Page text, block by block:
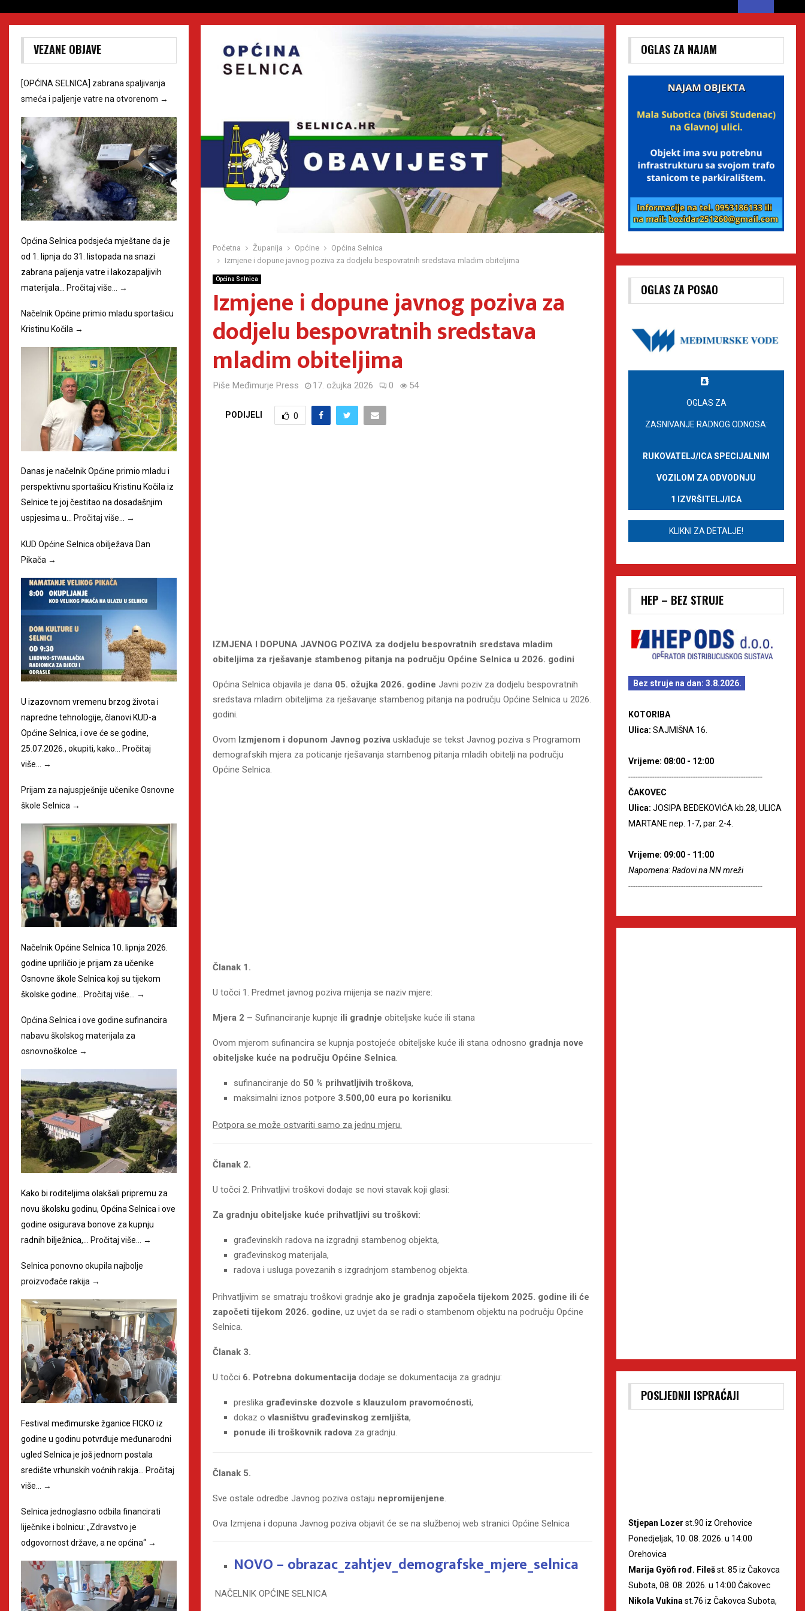
Početna Županija Općine
Općina Selnica
Izmjene i dopune javnog poziva za dodjelu bespovratnih sredstava mladim obiteljima
Općina Selnica
Izmjene i dopune javnog poziva za
dodjelu bespovratnih sredstava
mladim obiteljima
Piše Međimurje Press 17. ožujka 2026 0 54
PODIJELI 0
IZMJENA I DOPUNA JAVNOG POZIVA za dodjelu bespovratnih sredstava mladim
obiteljima za rješavanje stambenog pitanja na području Općine Selnica u 2026. godini
Općina Selnica objavila je dana 05. ožujka 2026. godine Javni poziv za dodjelu bespovratnih
sredstava mladim obiteljima za rješavanje stambenog pitanja na području Općine Selnica u 2026.
godini.
Ovom Izmjenom i dopunom Javnog poziva usklađuje se tekst Javnog poziva s Programom
demografskih mjera za poticanje rješavanja stambenog pitanja mladih obitelji na području
Općine Selnica.
Članak 1.
U točci 1. Predmet javnog poziva mijenja se naziv mjere:
Mjera 2 – Sufinanciranje kupnje ili gradnje obiteljske kuće ili stana
Ovom mjerom sufinancira se kupnja postojeće obiteljske kuće ili stana odnosno gradnja nove
obiteljske kuće na području Općine Selnica.
sufinanciranje do 50 % prihvatljivih troškova,
maksimalni iznos potpore 3.500,00 eura po korisniku.
Potpora se može ostvariti samo za jednu mjeru.
Članak 2.
U točci 2. Prihvatljivi troškovi dodaje se novi stavak koji glasi:
Za gradnju obiteljske kuće prihvatljivi su troškovi:
građevinskih radova na izgradnji stambenog objekta,
građevinskog materijala,
radova i usluga povezanih s izgradnjom stambenog objekta.
Prihvatljivim se smatraju troškovi gradnje ako je gradnja započela tijekom 2025. godine ili će
započeti tijekom 2026. godine, uz uvjet da se radi o stambenom objektu na području Općine
Selnica.
Članak 3.
U točci 6. Potrebna dokumentacija dodaje se dokumentacija za gradnju:
preslika građevinske dozvole s klauzulom pravomoćnosti,
dokaz ovlasništvu građevinskog zemljišta,
ponude ili troškovnik radova za gradnju.
Članak 5.
Sve ostale odredbe Javnog poziva ostaju nepromijenjene.
Ova Izmjena i dopuna Javnog poziva objavit će se na službenoj web stranici Općine Selnica
NOVO – obrazac_zahtjev_demografske_mjere_selnica
NAČELNIK OPĆINE SELNICA
VEZANE OBJAVE
[OPĆINA SELNICA] zabrana spaljivanja
smeća i paljenje vatre na otvorenom →
Općina Selnica podsjeća mještane da je
od 1. lipnja do 31. listopada na snazi
zabrana paljenja vatre i lakozapaljivih
materijala… Pročitaj više… →
Načelnik Općine primio mladu sportašicu
Kristinu Kočila →
Danas je načelnik Općine primio mladu i
perspektivnu sportašicu Kristinu Kočila iz
Selnice te joj čestitao na dosadašnjim
uspjesima u… Pročitaj više… →
KUD Općine Selnica obilježava Dan
Pikača →
U izazovnom vremenu brzog života i
napredne tehnologije, članovi KUD-a
Općine Selnica, i ove će se godine,
25.07.2026., okupiti, kako…
Pročitaj
više…
→
Prijam za najuspješnije učenike Osnovne
škole Selnica →
Načelnik Općine Selnica 10. lipnja 2026.
godine upriličio je prijam za učenike
Osnovne škole Selnica koji su tijekom
školske godine…
Pročitaj više… →
Općina Selnica i ove godine sufinancira
nabavu školskog materijala za
osnovnoškolce →
Kako bi roditeljima olakšali pripremu za
novu školsku godinu, Općina Selnica i ove
godine osigurava bonove za kupnju
radnih bilježnica,…
Pročitaj više… →
Selnica ponovno okupila najbolje
proizvođače rakija →
Festival međimurske žganice FICKO iz
godine u godinu potvrđuje međunarodni
ugled Selnica je još jednom postala
središte vrhunskih voćnih rakija… Pročitaj
više… →
Selnica jednoglasno odbila financirati
liječnike i bolnicu: „Zdravstvo je
odgovornost države, a ne općina“ →
OGLAS ZA NAJAM
OGLAS ZA POSAO
OGLAS ZA
ZASNIVANJE RADNOG ODNOSA:
RUKOVATELJ/ICA SPECIJALNIM
VOZILOM ZA ODVODNJU
1 IZVRŠITELJ/ICA
KLIKNI ZA DETALJE!
HEP – BEZ STRUJE
Bez struje na dan: 3.8.2026.
KOTORIBA
Ulica: SAJMIŠNA 16.
Vrijeme: 08:00 - 12:00
--------------------------------------------------------
ČAKOVEC
Ulica: JOSIPA BEDEKOVIĆA kb.28, ULICA
MARTANE nep. 1-7, par. 2-4.
Vrijeme: 09:00 - 11:00
Napomena: Radovi na NN mreži
--------------------------------------------------------
POSLJEDNJI ISPRAĆAJI
Stjepan Lozer st.90 iz Orehovice
Ponedjeljak, 10. 08. 2026. u 14:00
Orehovica
Marija Gyöfi rođ. Filešst. 85 iz Čakovca
Subota, 08. 08. 2026. u 14:00 Čakovec
Nikola Vukina st.76 iz Čakovca Subota,